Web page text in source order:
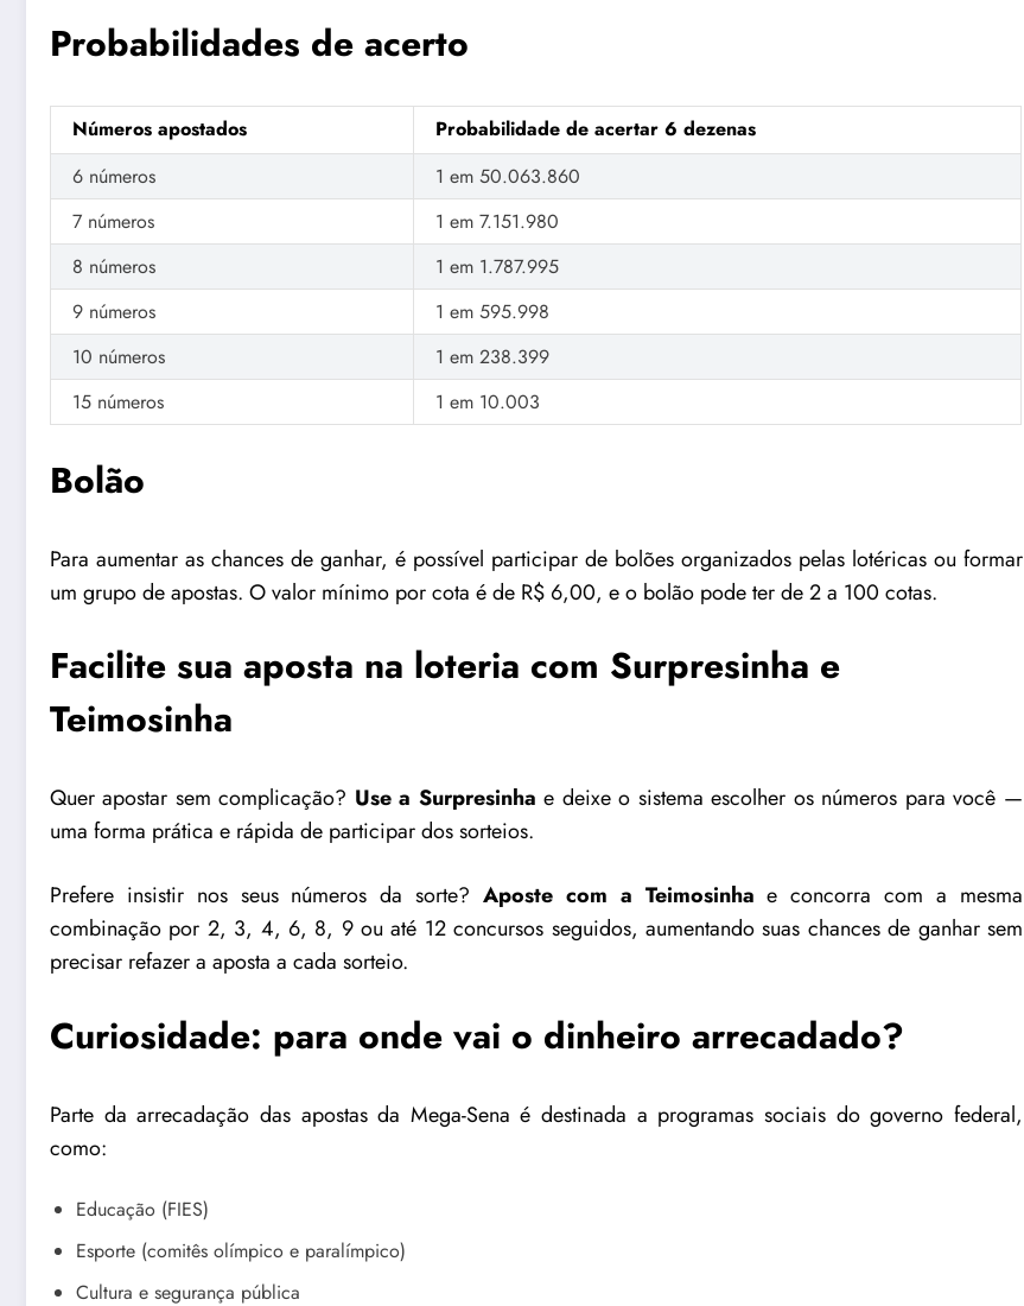
Probabilidades de acerto
Números apostados
Probabilidade de acertar 6 dezenas
6 números
1 em 50.063.860
7 números
1 em 7.151.980
8 números
1 em 1.787.995
9 números
1 em 595.998
10 números
1 em 238.399
15 números
1 em 10.003
Bolão
Para aumentar as chances de ganhar, é possível participar de bolões organizados pelas lotéricas ou formar
um grupo de apostas. O valor mínimo por cota é de R$ 6,00, e o bolão pode ter de 2 a 100 cotas.
Facilite sua aposta na loteria com Surpresinha e
Teimosinha
Quer apostar sem complicação? Use a Surpresinha e deixe o sistema escolher os números para você —
uma forma prática e rápida de participar dos sorteios.
Prefere insistir nos seus números da sorte?Aposte com a Teimosinhae concorra com a mesma
combinação por 2, 3, 4, 6, 8, 9 ou até 12 concursos seguidos, aumentando suas chances de ganhar sem
precisar refazer a aposta a cada sorteio.
Curiosidade: para onde vai o dinheiro arrecadado?
Parte da arrecadação das apostas da Mega-Sena é destinada a programas sociais do governo federal,
como:
Educação (FIES)
Esporte (comitês olímpico e paralímpico)
Cultura e segurança pública